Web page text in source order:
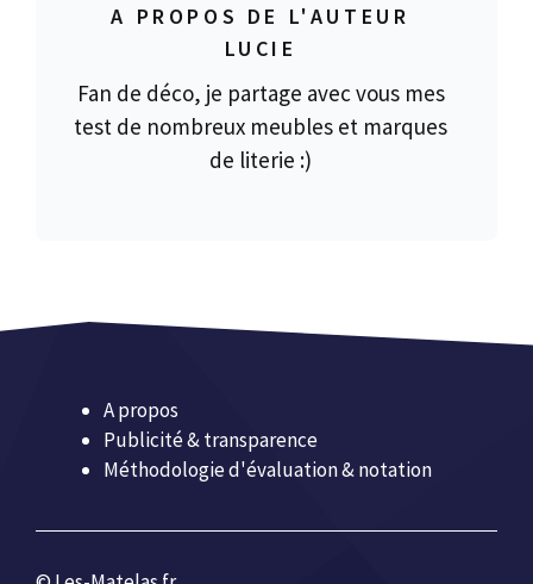
A PROPOS DE L'AUTEUR
LUCIE
Fan de déco, je partage avec vous mes
test de nombreux meubles et marques
de literie :)
A propos
Publicité & transparence
Méthodologie d'évaluation & notation